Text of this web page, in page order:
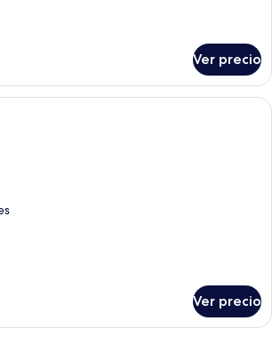
Ver precio
Wifi gratis, decoración personalizada
Ver precio